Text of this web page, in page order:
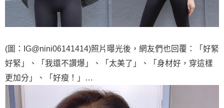
(圖：IG@nini06141414)照片曝光後，網友們也回覆：「好緊
好緊」、「我還不讚爆」、「太美了」、「身材好，穿這樣
更加分」、「好瘦！」…